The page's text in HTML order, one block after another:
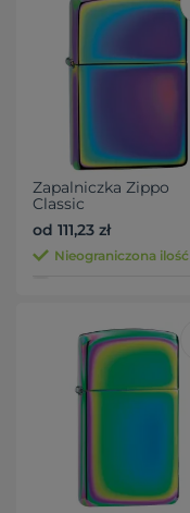
Zapalniczka Zippo
Classic
od 111,23 zł
Nieograniczona ilość